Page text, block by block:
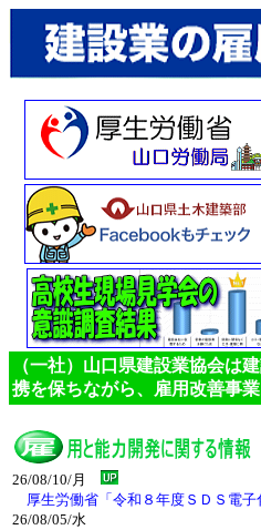
（一社）山口県建設業協会は
携を保ちながら、雇用改善事業
26/08/10/月
厚生労働省「令和８年度ＳＤＳ電
26/08/05/水